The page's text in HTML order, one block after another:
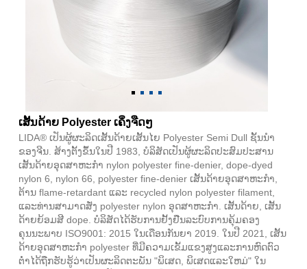
ເສັ້ນດ້າຍ Polyester ເຄິ່ງຈືດໆ
LIDA® ເປັນຜູ້ຜະລິດເສັ້ນດ້າຍເສັ້ນໄຍ Polyester Semi Dull ຊັ້ນນໍາ
ຂອງຈີນ. ສ້າງຕັ້ງຂຶ້ນໃນປີ 1983, ບໍລິສັດເປັນຜູ້ຜະລິດປະສົມປະສານ
ເສັ້ນດ້າຍອຸດສາຫະກໍາ nylon polyester fine-denier, dope-dyed
nylon 6, nylon 66, polyester fine-denier ເສັ້ນດ້າຍອຸດສາຫະກໍາ,
ຕ້ານ flame-retardant ແລະ recycled nylon polyester filament,
ແລະທ່ານສາມາດສັ່ງ polyester nylon ອຸດສາຫະກໍາ. ເສັ້ນດ້າຍ, ເສັ້ນ
ດ້າຍຍ້ອມສີ dope. ບໍລິສັດໄດ້ຮັບການຢັ້ງຢືນລະບົບການຄຸ້ມຄອງ
ຄຸນນະພາບ ISO9001: 2015 ໃນເດືອນກັນຍາ 2019. ໃນປີ 2021, ເສັ້ນ
ດ້າຍອຸດສາຫະກໍາ polyester ທີ່ມີຄວາມເຂັ້ມແຂງສູງແລະການຫົດຕົວ
ຕໍ່າໄດ້ຖືກຮັບຮູ້ວ່າເປັນຜະລິດຕະພັນ "ພິເສດ, ພິເສດແລະໃຫມ່" ໃນ